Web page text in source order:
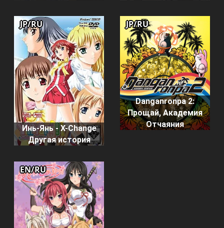
Инь-Янь - X-Change
Другая история
JP/RU
Danganronpa 2:
Прощай, Академия
Отчаяния
JP/RU
EN/RU